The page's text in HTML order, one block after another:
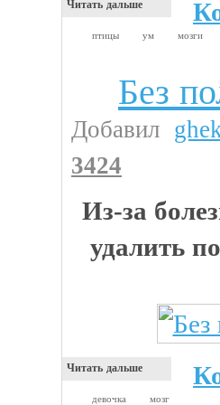
Читать дальше
птицы ум мозги
Без
Добавил
3424
Из-за
удалить
Читать дальше
девочка мозг